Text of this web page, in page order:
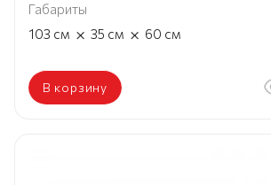
Габариты
103 см × 35 см × 60 см
В корзину